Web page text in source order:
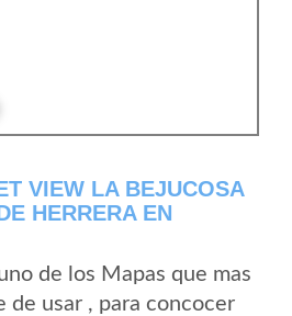
VIEW LA BEJUCOSA
HERRERA EN
de los Mapas que mas
de usar , para concocer